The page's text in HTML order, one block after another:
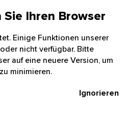
Ihren Browser
Einige Funktionen unserer
nicht verfügbar. Bitte
auf eine neuere Version, um
minimieren.
Ignorieren